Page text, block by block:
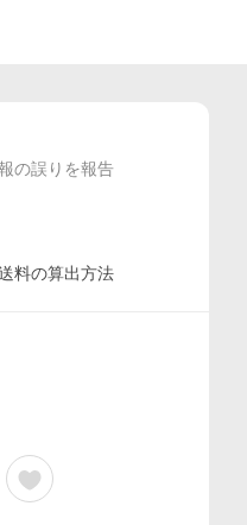
の誤りを報告
料の算出方法